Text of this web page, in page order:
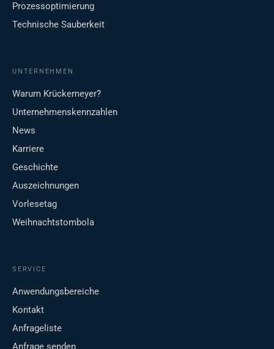
Prozessoptimierung
Technische Sauberkeit
UNTERNEHMEN
Warum Krückemeyer?
Unternehmenskennzahlen
News
Karriere
Geschichte
Auszeichnungen
Vorlesetag
Weihnachtstombola
SERVICE
Anwendungsbereiche
Kontakt
Anfrageliste
Anfrage senden